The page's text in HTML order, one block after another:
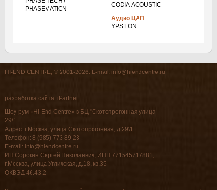
PHASEMATION
CODIA ACOUSTIC
Аудио ЦАП
YPSILON
HI-END CENTRE, © 2001-2026. E-mail: info@hiendcentre.ru
разработка сайта: iPartner
Шоу-рум «Hi-End Centre» в БЦ "Скотопрогонная улица
29\1
Адрес: г.Москва, улица Скотопрогонная, д.29\1
Телефон: 8 (985) 773 89 23
E-mail: info@hiendcentre.ru
ИП Сорокин Сергей Николаевич, ИНН 771545717881,
г.Москва, улица Угличская, д.18, кв.35
ОКВЭД 46.43.2